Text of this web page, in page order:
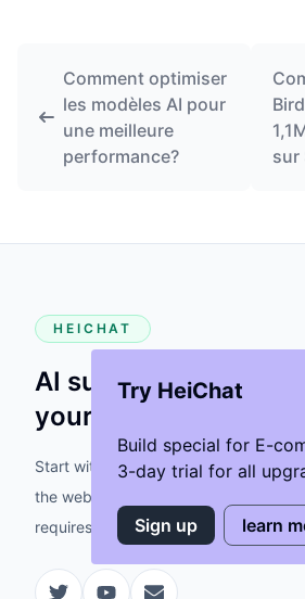
Try HeiChat
Build special for E-
3-day trial for all
Sign up learn
Comment optimiser
les modèles AI pour
une meilleure
performance?
sur
HEICHAT
AI support that feels
your storefront.
Start with the Shopify app when
the website install only when your
requires it.